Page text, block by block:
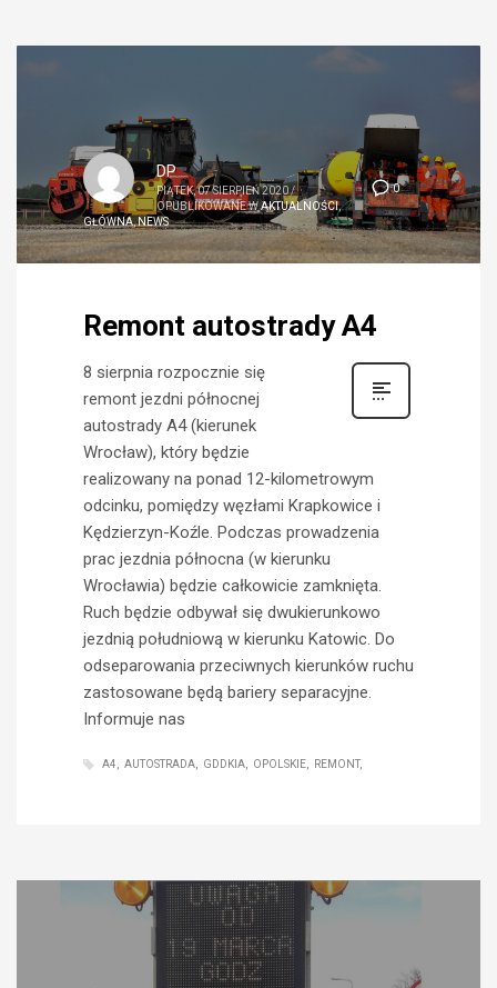
0
DP
PIĄTEK, 07 SIERPIEŃ 2020/
OPUBLIKOWANE WAKTUALNOŚCI,
GŁÓWNA,NEWS
Remont autostrady A4
8 sierpnia rozpocznie się
remont jezdni północnej
autostrady A4 (kierunek
Wrocław), który będzie
realizowany na ponad 12-kilometrowym
odcinku, pomiędzy węzłami Krapkowice i
Kędzierzyn-Koźle. Podczas prowadzenia
prac jezdnia północna (w kierunku
Wrocławia) będzie całkowicie zamknięta.
Ruch będzie odbywał się dwukierunkowo
jezdnią południową w kierunku Katowic. Do
odseparowania przeciwnych kierunków ruchu
zastosowane będą bariery separacyjne.
Informuje nas
A4 AUTOSTRADA GDDKIA OPOLSKIE REMONT